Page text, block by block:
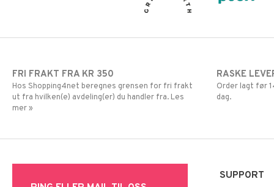
FRI FRAKT FRA KR 350
Hos Shopping4net beregnes grensen for fri frakt
ut fra hvilken(e) avdeling(er) du handler fra. Les
mer »
RASKE
Order lagt før
dag.
SUPPORT